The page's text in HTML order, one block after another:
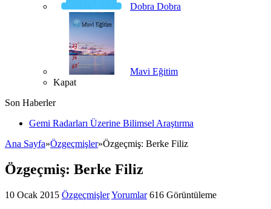
Dobra Dobra
Mavi Eğitim
Kapat
Son Haberler
Gemi Radarları Üzerine Bilimsel Araştırma
Ana Sayfa»Özgeçmişler»Özgeçmiş: Berke Filiz
Özgeçmiş: Berke Filiz
10 Ocak 2015 ÖzgeçmişlerYorumlar 616 Görüntüleme